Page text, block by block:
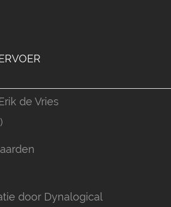
de Vries
door Dynalogical